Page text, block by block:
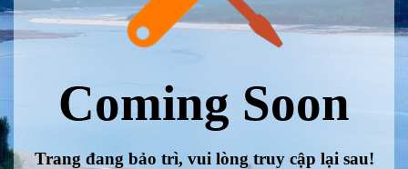
Coming Soon
Trang đang bảo trì, vui lòng truy cập lại sau!